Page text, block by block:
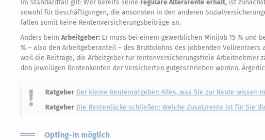
Im Standardfall gilt: Wer bereits seine reguläre Altersrente erhält, ist
sowohl für Beschäftigungen, die ansonsten in den anderen
fallen somit keine Rentenversicherungsbeiträge an.
Anders beim Arbeitgeber: Er muss bei einem gewerblichen Minijob 15 % und
% – also den Arbeitgeberanteil – des Bruttolohns des jobbenden Vollrentners
weil die Beiträge, die Arbeitgeber für rentenversicherungsfreie Arbeitnehmer
den jeweiligen Rentenkonten der Versicherten gutgeschrieben werden.
Ratgeber Der kleine Rentenratgeber: Alles, was Sie zur Rente wissen
Ratgeber Die Rentenlücke schließen: Welche Zusatzrente ist für Sie
Opting-In möglich